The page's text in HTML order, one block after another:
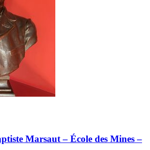
Marsaut – École des Mines –